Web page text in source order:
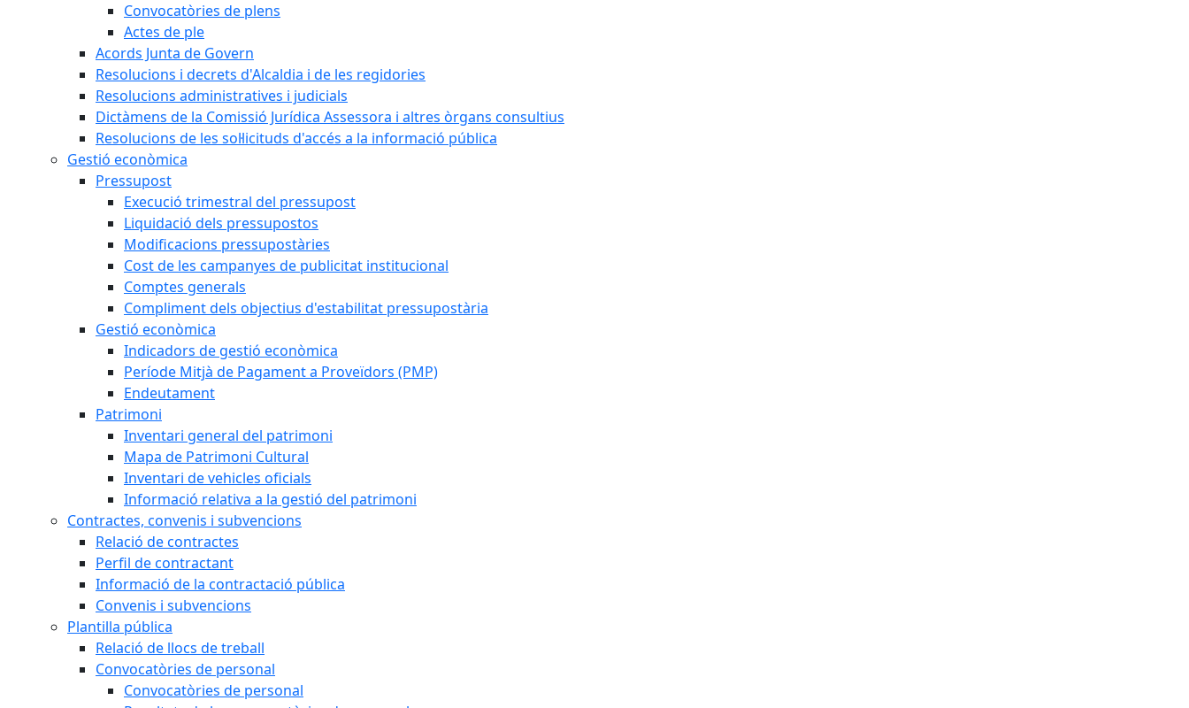
Convocatòries de plens
Actes de ple
Acords Junta de Govern
Resolucions i decrets d'Alcaldia i de les regidories
Resolucions administratives i judicials
Dictàmens de la Comissió Jurídica Assessora i altres òrgans consultius
Resolucions de les sol·licituds d'accés a la informació pública
Gestió econòmica
Pressupost
Execució trimestral del pressupost
Liquidació dels pressupostos
Modificacions pressupostàries
Cost de les campanyes de publicitat institucional
Comptes generals
Compliment dels objectius d'estabilitat pressupostària
Gestió econòmica
Indicadors de gestió econòmica
Període Mitjà de Pagament a Proveïdors (PMP)
Endeutament
Patrimoni
Inventari general del patrimoni
Mapa de Patrimoni Cultural
Inventari de vehicles oficials
Informació relativa a la gestió del patrimoni
Contractes, convenis i subvencions
Relació de contractes
Perfil de contractant
Informació de la contractació pública
Convenis i subvencions
Plantilla pública
Relació de llocs de treball
Convocatòries de personal
Convocatòries de personal